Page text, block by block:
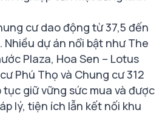
cư dao động từ 37,5 đến
dự án nổi bật như The
Plaza, Hoa Sen – Lotus
Phú Thọ và Chung cư 312
tục giữ vững sức mua và được
lý, tiện ích lẫn kết nối khu